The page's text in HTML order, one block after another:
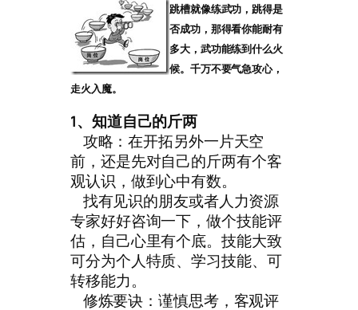
跳槽就像练武功，跳得是
否成功，那得看你能耐有
多大，武功能练到什么火
候。千万不要气急攻心，
走火入魔。
1、知道自己的斤两
攻略：在开拓另外一片天空
前，还是先对自己的斤两有个客
观认识，做到心中有数。
找有见识的朋友或者人力资源
专家好好咨询一下，做个技能评
估，自己心里有个底。技能大致
可分为个人特质、学习技能、可
转移能力。
修炼要诀：谨慎思考，客观评